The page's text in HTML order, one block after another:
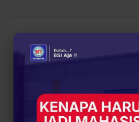
You Might Also Like